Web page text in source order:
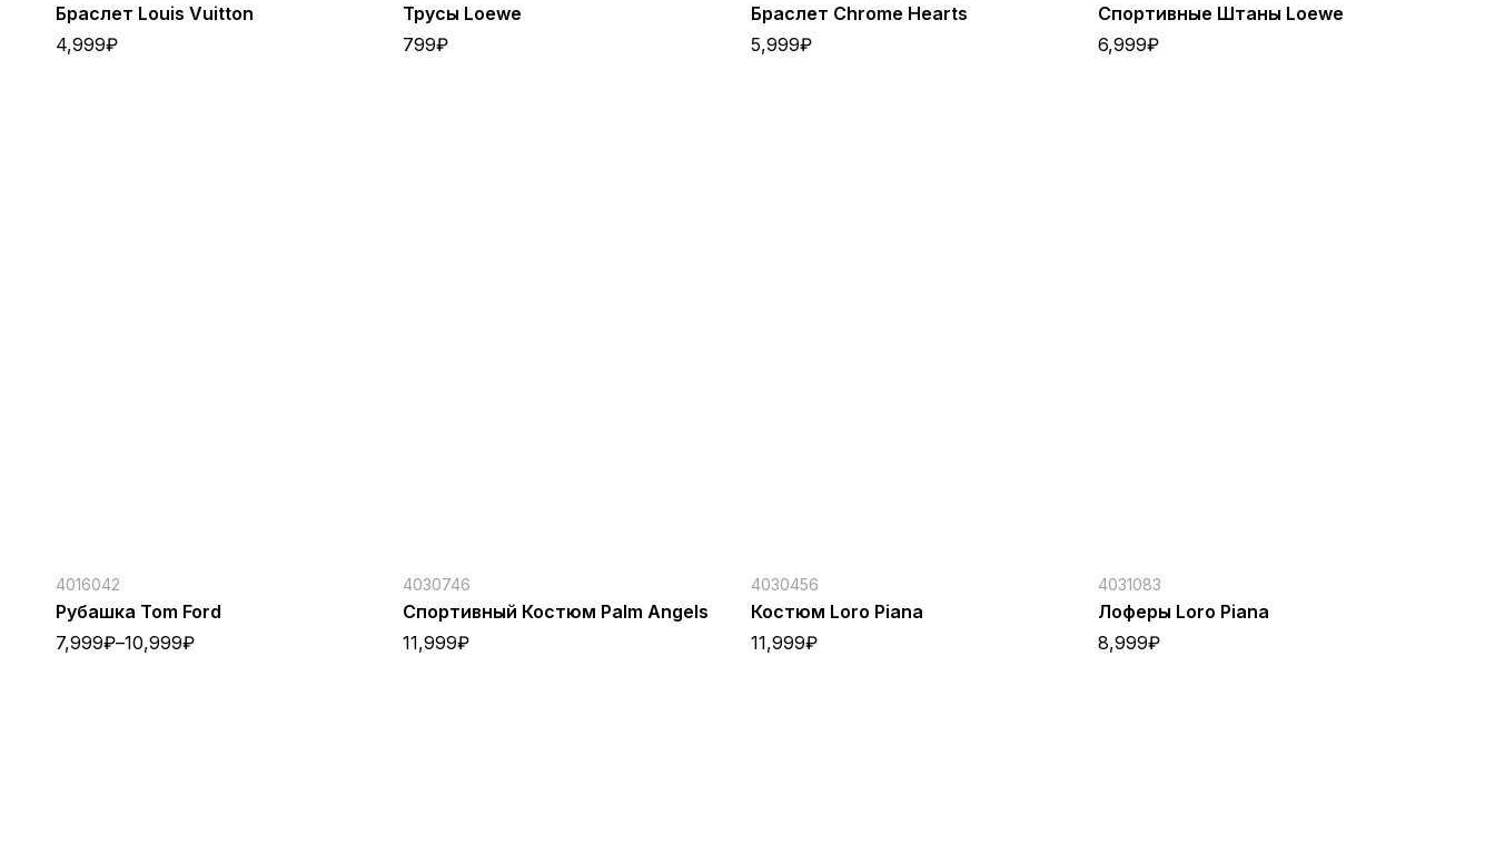
Браслет Louis Vuitton
4,999₽
Трусы Loewe
799₽
Браслет Chrome Hearts
5,999₽
Спортивные Штаны Loewe
6,999₽
4016042
Рубашка Tom Ford
7,999₽–10,999₽
4030746
Спортивный Костюм Palm Angels
11,999₽
4030456
Костюм Loro Piana
11,999₽
4031083
Лоферы Loro Piana
8,999₽